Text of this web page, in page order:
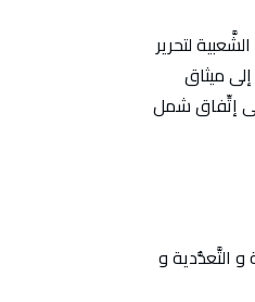
لتحرير
ميثاق
إتِّفاق شمل
التَّعدُّدية و